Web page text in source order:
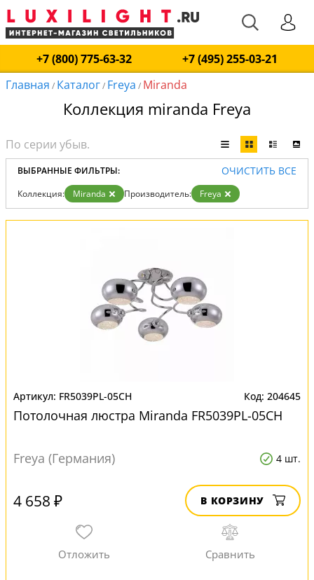
+7 (800) 775-63-32
+7 (495) 255-03-21
Главная / Каталог/ Freya / Miranda
Коллекция miranda Freya
ВЫБРАННЫЕ ФИЛЬТРЫ: ОЧИСТИТЬ ВСЕ
Коллекция: Miranda Производитель: Freya
FR5039PL-05CH 204645
Потолочная люстра Miranda FR5039PL-05CH
Freya (Германия) 4 шт.
4 658 ₽ В КОРЗИНУ